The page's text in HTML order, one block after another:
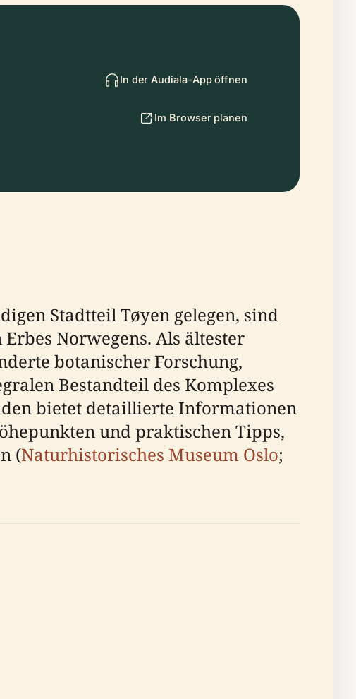
In der Audiala-App öffnen
Im Browser planen
Stadtteil Tøyen gelegen, sind
Norwegens. Als ältester
botanischer Forschung,
Bestandteil des Komplexes
bietet detaillierte Informationen
und praktischen Tipps,
(Naturhistorisches Museum Oslo;